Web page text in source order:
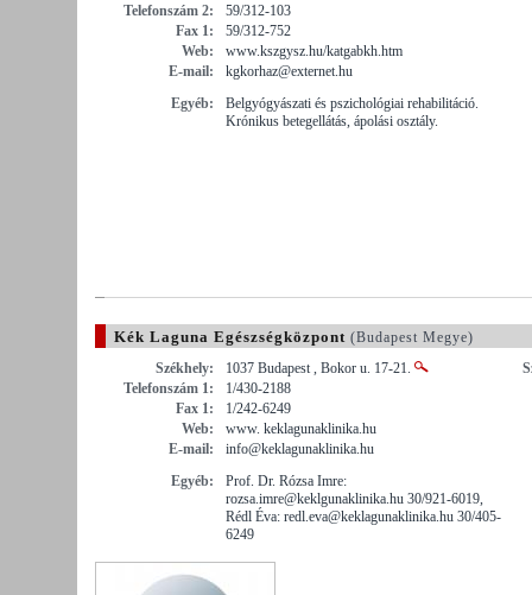
Telefonszám 2:
59/312-103
Fax 1:
59/312-752
Web:
www.kszgysz.hu/katgabkh.htm
E-mail:
kgkorhaz@externet.hu
Egyéb:
Belgyógyászati és pszichológiai rehabilitáció.
Krónikus betegellátás, ápolási osztály.
Kék Laguna Egészségközpont (Budapest Megye)
Székhely:
1037 Budapest , Bokor u. 17-21.
Telefonszám 1:
1/430-2188
Fax 1:
1/242-6249
Web:
www. keklagunaklinika.hu
E-mail:
info@keklagunaklinika.hu
Egyéb:
Prof. Dr. Rózsa Imre:
rozsa.imre@keklgunaklinika.hu 30/921-6019,
Rédl Éva: redl.eva@keklagunaklinika.hu 30/405-
6249